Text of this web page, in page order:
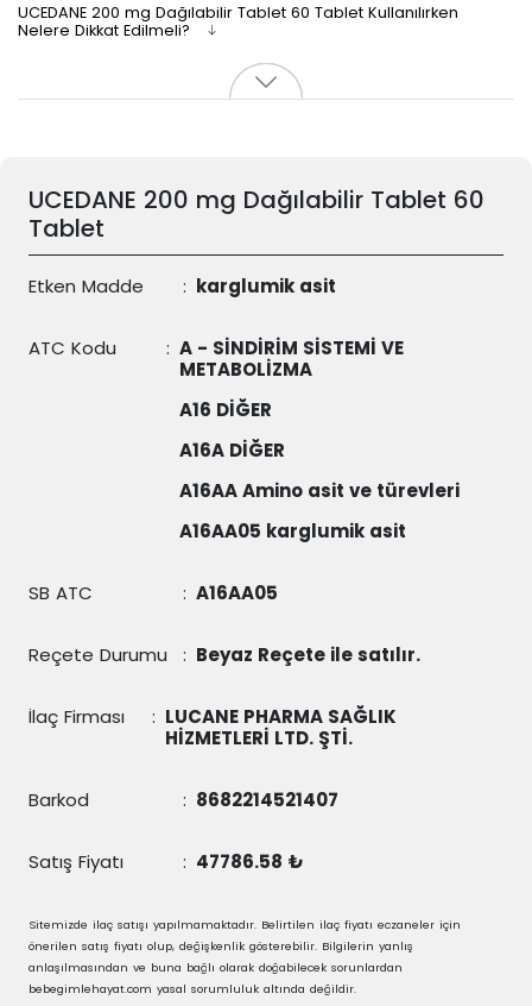
UCEDANE 200 mg Dağılabilir Tablet 60 Tablet Kullanılırken
Nelere Dikkat Edilmeli?
UCEDANE 200 mg Dağılabilir Tablet 60
Tablet
Etken Madde : karglumik asit
ATC Kodu : A - SİNDİRİM SİSTEMİ VE
METABOLİZMA
A16 DİĞER
A16A DİĞER
A16AA Amino asit ve türevleri
A16AA05 karglumik asit
SB ATC : A16AA05
Reçete Durumu : Beyaz Reçete ile satılır.
İlaç Firması : LUCANE PHARMA SAĞLIK
HİZMETLERİ LTD. ŞTİ.
Barkod : 8682214521407
Satış Fiyatı : 47786.58 ₺
Sitemizde ilaç satışı yapılmamaktadır. Belirtilen ilaç fiyatı eczaneler için
önerilen satış fiyatı olup, değişkenlik gösterebilir. Bilgilerin yanlış
anlaşılmasından ve buna bağlı olarak doğabilecek sorunlardan
bebegimlehayat.com yasal sorumluluk altında değildir.